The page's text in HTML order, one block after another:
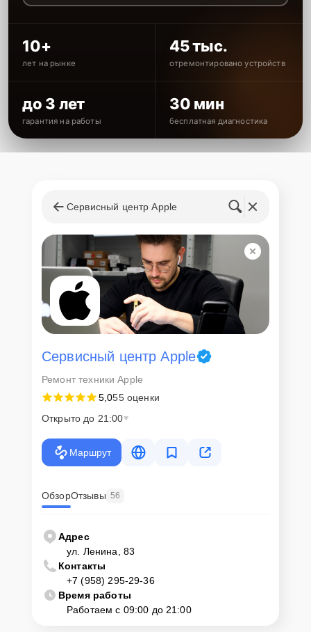
10+
лет на рынке
45 тыс.
отремонтировано устройств
до 3 лет
гарантия на работы
30 мин
бесплатная диагностика
Сервисный центр Apple
Сервисный центр Apple
Ремонт техники Apple
5,055 оценки
Открыто до 21:00
Маршрут
ОбзорОтзывы 56
Адрес
ул. Ленина, 83
Контакты
+7 (958) 295-29-36
Время работы
Работаем с 09:00 до 21:00